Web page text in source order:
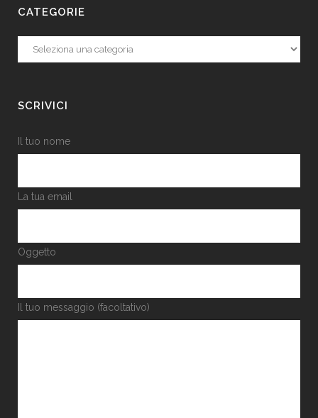
CATEGORIE
Categorie
SCRIVICI
Il tuo nome
La tua email
Oggetto
Il tuo messaggio (facoltativo)